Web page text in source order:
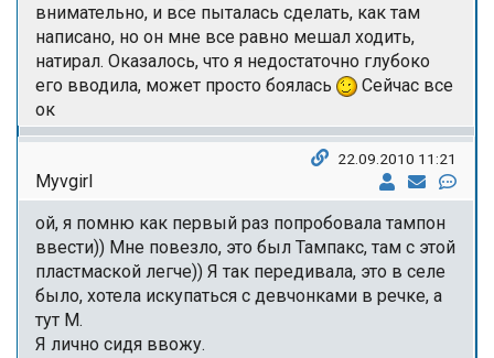
внимательно, и все пыталась сделать, как там
написано, но он мне все равно мешал ходить,
натирал. Оказалось, что я недостаточно глубоко
его вводила, может просто боялась
Сейчас все
ок
Myvgirl
22.09.2010 11:21
ой, я помню как первый раз попробовала тампон
ввести)) Мне повезло, это был Тампакс, там с этой
пластмаской легче)) Я так передивала, это в селе
было, хотела искупаться с девчонками в речке, а
тут М.
Я лично сидя ввожу.